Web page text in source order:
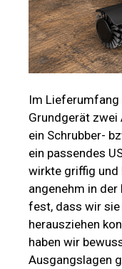
Im Lieferumfang
Grundgerät
ein Schrubber-
ein passendes
wirkte griffig und
angenehm in der
fest, dass wir
herausziehen
haben wir
Ausgangslagen